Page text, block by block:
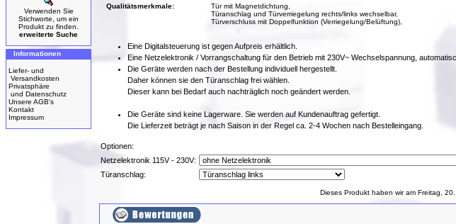
Verwenden Sie
Stichworte, um ein
Produkt zu finden.
erweiterte Suche
Informationen
Liefer- und
Versandkosten
Privatsphäre
und Datenschutz
Unsere AGB's
Kontakt
Impressum
Qualitätsmerkmale:
Tür mit Magnetdichtung,
Türanschlag und Türverriegelung rechts/links wechselbar,
Türverschluss mit Doppelfunktion (Verriegelung/Belüftung),
Eine Digitalsteuerung ist gegen Aufpreis erhältlich.
Eine Netzelektronik / Vorrangschaltung für den Betrieb mit 230V~ Wechselspannung,
Die Geräte werden nach der Bestellung individuell hergestellt.
Daher können sie den Türanschlag frei wählen.
Dieser kann bei Bedarf auch nachträglich noch geändert werden.
Die Geräte sind keine Lagerware. Sie werden auf Kundenauftrag gefertigt.
Die Lieferzeit beträgt je nach Saison in der Regel ca. 2-4 Wochen nach Bestelleingang.
Optionen:
Netzelektronik 115V - 230V:
Türanschlag:
Dieses Produkt haben wir am Freitag,